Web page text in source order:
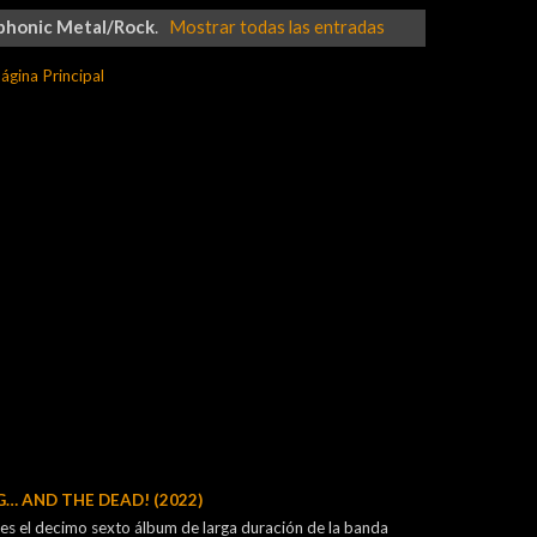
Metal/Rock. Mostrar todas las entradas
Principal
AND THE DEAD! (2022)
el decimo sexto álbum de larga duración de la banda